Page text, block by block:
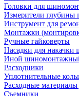
Головки для
Измерители глубины
Инструмент для
Монтажки
Ручные гайковерты
Насадки для накачки
Иной
Расходники
Уплотнительные
Расходные материалы
Съемники